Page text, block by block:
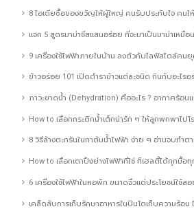
8 ไอเดียซื้อของขวัญให้ผู้ใหญ่ คนรับประทับใจ คนใ
แจก 5 สูตรมาม่าชีสแสนอร่อย ที่จะมาเป็นมาม่าเหมือ
9 เครื่องใช้ไฟฟ้าภายในบ้าน ลงตัวกับไลฟ์สไตล์คนยุ
ข้าวอร่อย 101 เปิดตำราข้าวแต่ละชนิด กินกับอะไรอ
ภาวะขาดน้ำ (Dehydration) คืออะไร ? อากาศร้อน
How to เลือกกระติกน้ำเด็กน่ารัก ๆ ให้ลูกพกพาไปโ
8 วิธีล้างตะกรันในกาต้มน้ำไฟฟ้า ง่าย ๆ อ่านจบทำต
How to เลือกเตาปิ้งย่างไฟฟ้าที่ใช่ ก็เฮลตี้ได้ทุกมื้อ
6 เครื่องใช้ไฟฟ้าในหอพัก ขนาดจิ๋วแต่ประโยชน์ใช้สอ
เคล็ดลับการเก็บรักษาอาหารในปิ่นโตเก็บความร้อน